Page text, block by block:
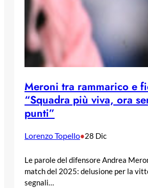
Meroni tra rammarico e
“Squadra più viva, ora
punti”
Lorenzo Topello•28 Dic
Le parole del difensore Andrea
match del 2025: delusione per la
segnali…